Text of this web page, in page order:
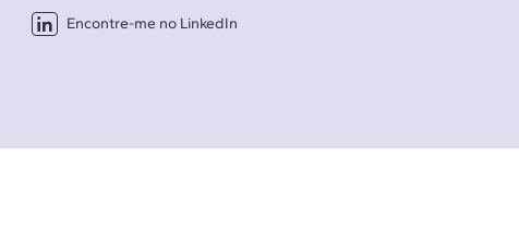
Encontre-me no LinkedIn